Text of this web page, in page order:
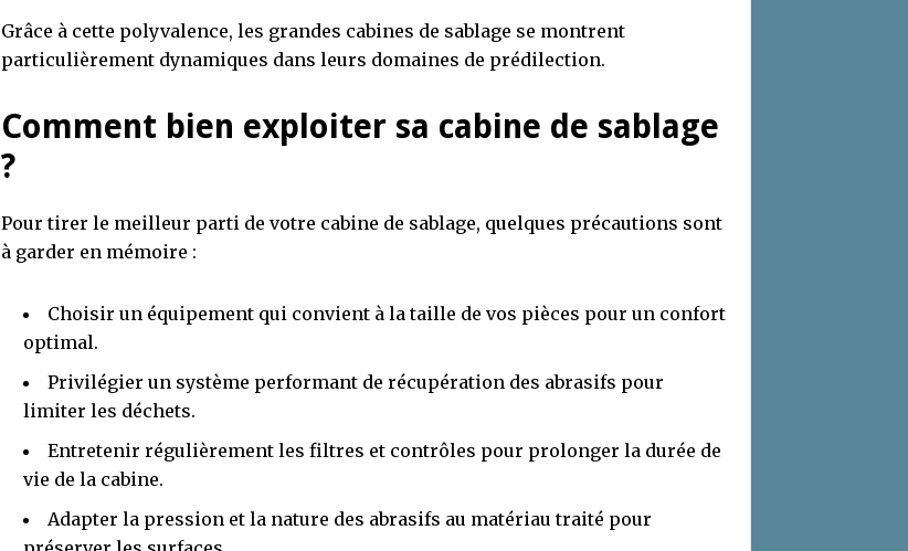
Grâce à cette polyvalence, les grandes cabines de sablage se montrent
particulièrement dynamiques dans leurs domaines de prédilection.
Comment bien exploiter sa cabine de sablage
?
Pour tirer le meilleur parti de votre cabine de sablage, quelques précautions sont
à garder en mémoire :
Choisir un équipement qui convient à la taille de vos pièces pour un confort
optimal.
Privilégier un système performant de récupération des abrasifs pour
limiter les déchets.
Entretenir régulièrement les filtres et contrôles pour prolonger la durée de
vie de la cabine.
Adapter la pression et la nature des abrasifs au matériau traité pour